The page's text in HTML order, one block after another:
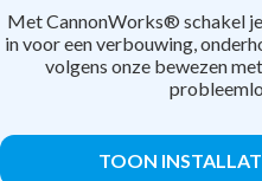
Met CannonWorks® schakel
in voor een verbouwing,
volgens onze bewezen
TOON